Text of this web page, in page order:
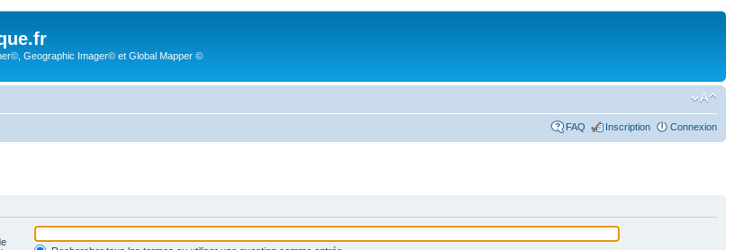
Geographic Imager© et Global Mapper ©
FAQ Inscription Connexion